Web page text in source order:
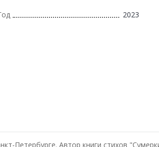
2023
Петербурге. Автор книги стихов